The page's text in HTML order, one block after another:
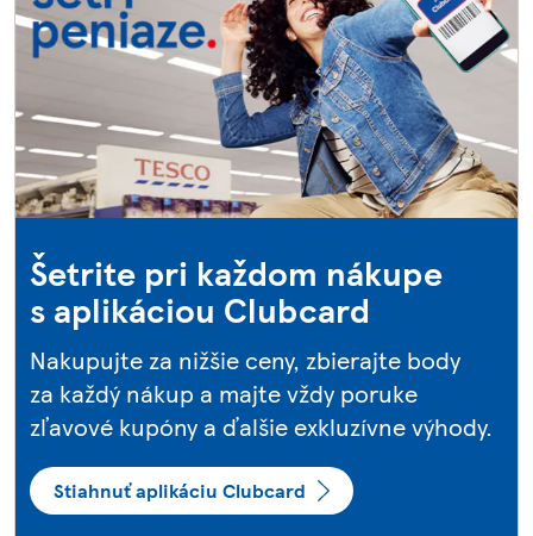
Šetrite pri každom nákupe
s aplikáciou Clubcard
Nakupujte za nižšie ceny, zbierajte body
za každý nákup a majte vždy poruke
zľavové kupóny a ďalšie exkluzívne výhody.
Stiahnuť aplikáciu Clubcard